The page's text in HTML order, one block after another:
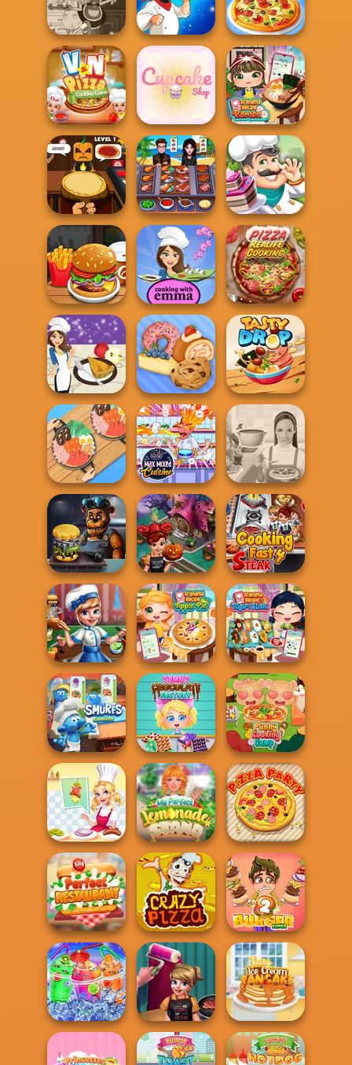
Lesson
Ice Cream
Challenge:...
Devilish Cooking Biryani Recipes The Pizza Maker
V And N Pizza
Cooking Game
Cupcake Shop
Grandma Recipe
Ramen
Halloween
Pizzeria
Cooking Chef -
Food Fever
Cake Shop
Burger Shop
Sushi Rolls -
Cooking with
Emm...
Pizza Real Life
Cooking
French Apple Pie
- Cooking wit...
Bakery Shop Tasty Drop
Hot Pot Rush
Max Mixed
Cuisine
Whats For Dinner
FNAF Burger
Cooking Fast
Halloween
Cooking Fast 4
Steak
Cooking Scene
Grandma Recipe
Apple Pie
Grandma Recipe
Nigiri Sushi
The Smurfs:
Cooking
Yummy
Chocolate
Factory
Funny Cooking
Camp
Michelin Star
Chef
My Perfect
Lemonade
Stand
Pizza Party
My Perfect
Restaurant
Crazy Pizza Super Burger 2